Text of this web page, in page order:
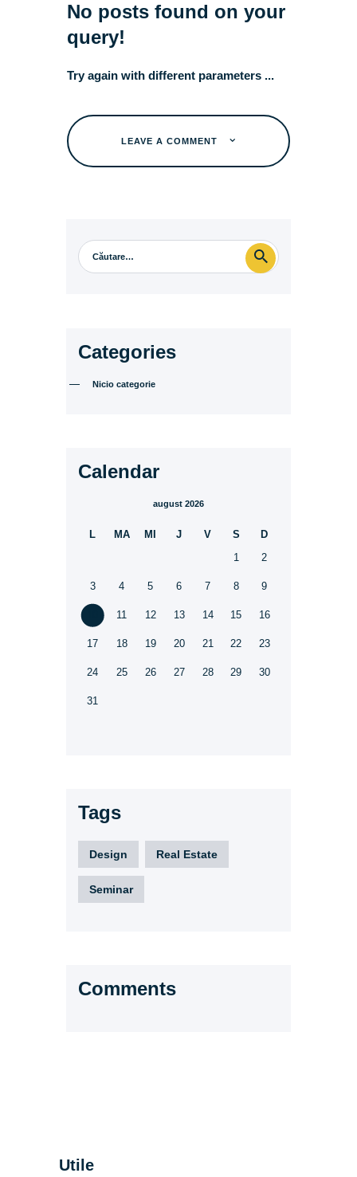
No posts found on your
query!
Try again with different parameters ...
LEAVE A COMMENT
Categories
Nicio categorie
Calendar
august 2026
L MA MI J V S
D
1
2
3 4 5 6 7 8 9
11 12 13 14 15 16
17 18 19 20 21 22 23
24 25 26 27 28 29 30
31
Tags
Design Real Estate
Seminar
Comments
Utile